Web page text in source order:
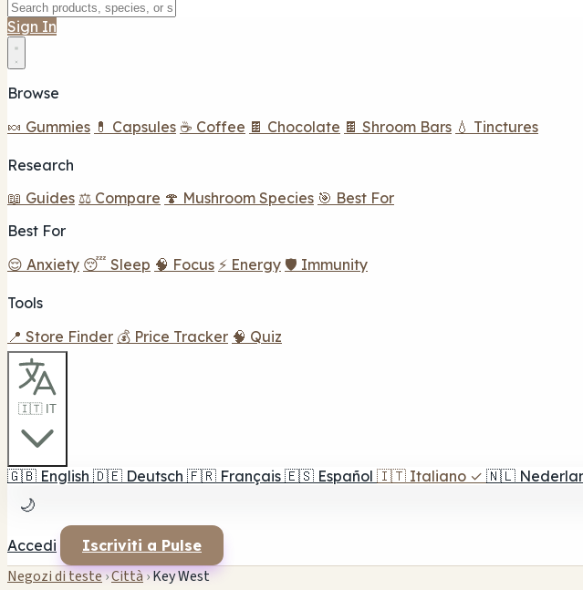
Sign In
Browse
🍬 Gummies 💊 Capsules ☕ Coffee 🍫 Chocolate 🍫 Shroom Bars 💧 Tinctures
Research
📖 Guides ⚖️ Compare 🍄 Mushroom Species 🎯 Best For
Best For
😌 Anxiety 😴 Sleep 🧠 Focus ⚡ Energy 🛡️ Immunity
Tools
📍 Store Finder 💰 Price Tracker 🧠 Quiz
🇮🇹 IT
🇬🇧 English 🇩🇪 Deutsch 🇫🇷 Français 🇪🇸 Español 🇮🇹 Italiano ✓ 🇳🇱
🌙
Accedi Iscriviti a Pulse
Negozi di teste›Città›Key West